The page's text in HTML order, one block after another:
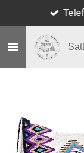
Hauptinhalt
springen